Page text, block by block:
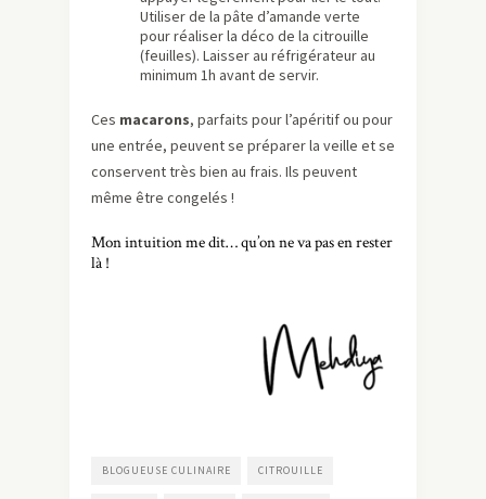
Utiliser de la pâte d’amande verte
pour réaliser la déco de la citrouille
(feuilles). Laisser au réfrigérateur au
minimum 1h avant de servir.
Ces macarons, parfaits pour l’apéritif ou pour
une entrée, peuvent se préparer la veille et se
conservent très bien au frais. Ils peuvent
même être congelés !
Mon intuition me dit… qu’on ne va pas en rester
là !
BLOGUEUSE CULINAIRE CITROUILLE